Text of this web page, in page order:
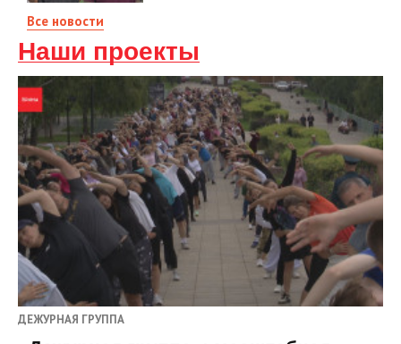
Все новости
Наши проекты
ДЕЖУРНАЯ ГРУППА